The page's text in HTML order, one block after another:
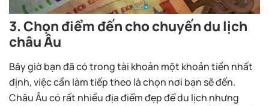
3. Chọn điểm đến cho chuyến du lịch
châu Âu
Bây giờ bạn đã có trong tài khoản một khoản tiền nhất
định, việc cần làm tiếp theo là chọn nơi bạn sẽ đến.
Châu Âu có rất nhiều địa điểm đẹp để du lịch nhưng